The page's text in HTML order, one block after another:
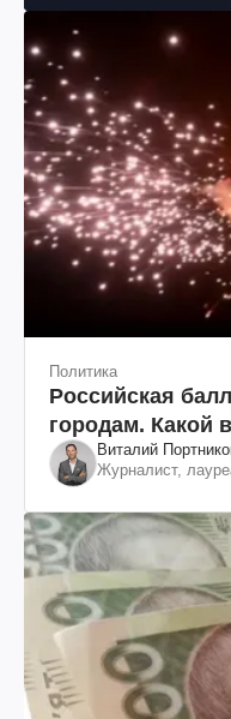
Политика
Российская
городам. Какой
Виталий
Журналист,